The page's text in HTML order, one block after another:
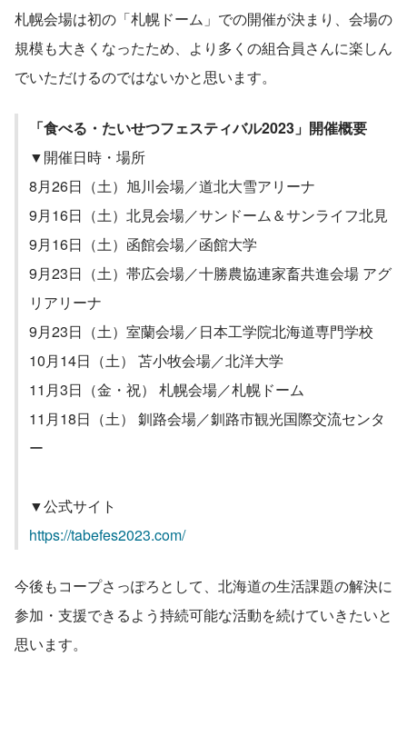
札幌会場は初の「札幌ドーム」での開催が決まり、会場の
規模も大きくなったため、より多くの組合員さんに楽しん
でいただけるのではないかと思います。
「食べる・たいせつフェスティバル2023」開催概要
▼開催日時・場所
8月26日（土）旭川会場／道北大雪アリーナ
9月16日（土）北見会場／サンドーム＆サンライフ北見
9月16日（土）函館会場／函館大学
9月23日（土）帯広会場／十勝農協連家畜共進会場 アグ
リアリーナ
9月23日（土）室蘭会場／日本工学院北海道専門学校
10月14日（土） 苫小牧会場／北洋大学
11月3日（金・祝） 札幌会場／札幌ドーム
11月18日（土） 釧路会場／釧路市観光国際交流センタ
ー
▼公式サイト
https://tabefes2023.com/
今後もコープさっぽろとして、北海道の生活課題の解決に
参加・支援できるよう持続可能な活動を続けていきたいと
思います。